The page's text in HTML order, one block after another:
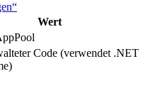
Wert
Code (verwendet .NET